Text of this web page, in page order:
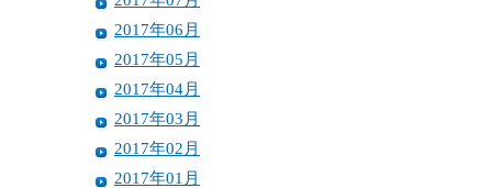
2017年06月
2017年05月
2017年04月
2017年03月
2017年02月
2017年01月